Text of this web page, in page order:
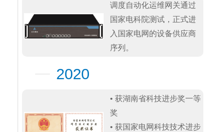
调度自动化运维网关通过
国家电科院测试，正式进
入国家电网的设备供应商
序列。
2020
• 获湖南省科技进步奖一等
奖
• 获国家电网科技技术进步